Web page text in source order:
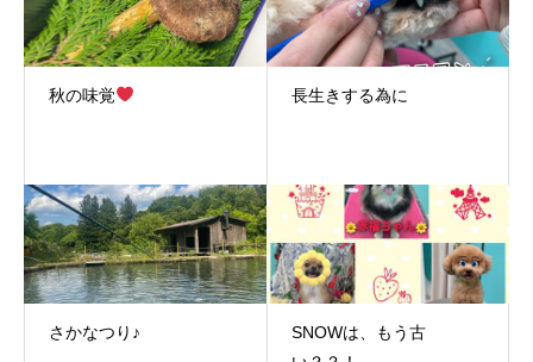
秋の味覚 長生きする為に
さかなつり♪
SNOWは、もう古